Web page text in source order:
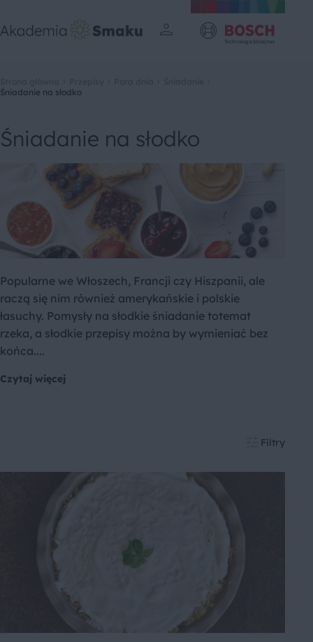
Śniadanie na słodko
Śniadanie na słodko
Popularne we Włoszech, Francji czy Hiszpanii, ale
raczą się nim również amerykańskie i polskie
łasuchy. Pomysły na słodkie śniadanie totemat
rzeka, a słodkie przepisy można by wymieniać bez
końca....
Czytaj więcej
Filtry